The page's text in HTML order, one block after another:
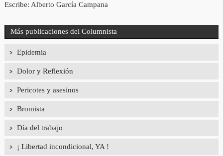
Escribe: Alberto García Campana
Más publicaciones del Columnista
Epidemia
Dolor y Reflexión
Pericotes y asesinos
Bromista
Día del trabajo
¡ Libertad incondicional, YA !